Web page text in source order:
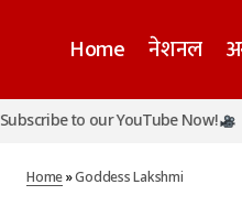
Home नेशनल
to our YouTube Now!
Home»Goddess Lakshmi